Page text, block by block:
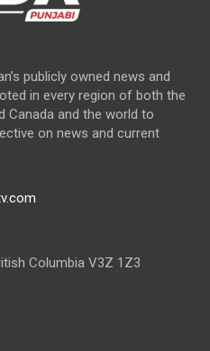
publicly owned news and
in every region of both the
Canada and the world to
on news and current
Columbia V3Z 1Z3